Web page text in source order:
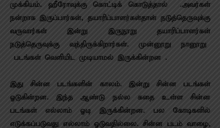
முக்கியம். ஹீரோவுக்கு கொட்டிக் கொடுத்தால் .அவர்கள்
நன்றாக இருப்பார்கள், தயாரிப்பாளர்கள்தான் நடுத்தெருவுக்கு
வருவார்கள் இன்று இருநூறு தயாரிப்பாளர்கள்
நடுத்தெருவுக்கு வந்திருக்கிறார்கள். முன்னூறு நானூறு
படங்கள் வெளியிட முடியாமல் இருக்கின்றன .
இது சின்ன படங்களின் காலம். இன்று சின்ன படங்கள்
ஓடுகின்றன. இந்த ஆண்டு நல்ல கதை உள்ள சின்ன
படங்கள் எல்லாம் ஓடி இருக்கின்றன. பல கோடிகளில்
எடுக்கப்படுவது எல்லாம் ஓடுவதில்லை. சின்ன படம் வாழை,